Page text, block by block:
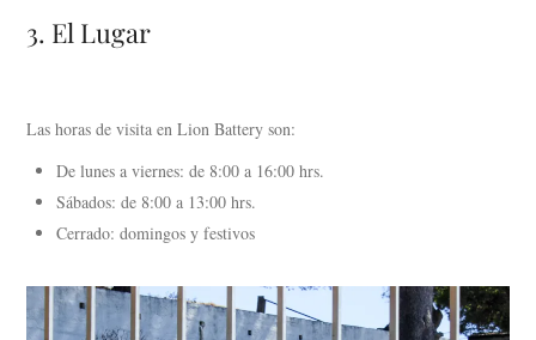
3. El Lugar
Las horas de visita en Lion Battery son:
De lunes a viernes: de 8:00 a 16:00 hrs.
Sábados: de 8:00 a 13:00 hrs.
Cerrado: domingos y festivos